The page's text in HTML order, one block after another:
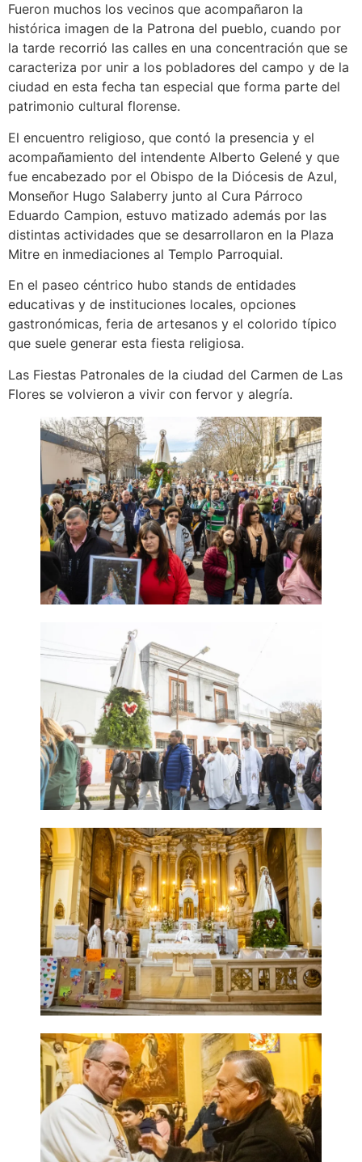
Fueron muchos los vecinos que acompañaron la
histórica imagen de la Patrona del pueblo, cuando por
la tarde recorrió las calles en una concentración que se
caracteriza por unir a los pobladores del campo y de la
ciudad en esta fecha tan especial que forma parte del
patrimonio cultural florense.
El encuentro religioso, que contó la presencia y el
acompañamiento del intendente Alberto Gelené y que
fue encabezado por el Obispo de la Diócesis de Azul,
Monseñor Hugo Salaberry junto al Cura Párroco
Eduardo Campion, estuvo matizado además por las
distintas actividades que se desarrollaron en la Plaza
Mitre en inmediaciones al Templo Parroquial.
En el paseo céntrico hubo stands de entidades
educativas y de instituciones locales, opciones
gastronómicas, feria de artesanos y el colorido típico
que suele generar esta fiesta religiosa.
Las Fiestas Patronales de la ciudad del Carmen de Las
Flores se volvieron a vivir con fervor y alegría.